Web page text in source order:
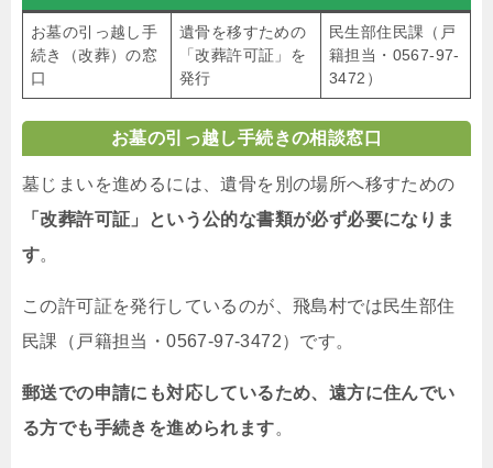
お墓の引っ越し手
続き（改葬）の窓
口
遺骨を移すための
「改葬許可証」を
発行
民生部住民課（戸
籍担当・0567-97-
3472）
お墓の引っ越し手続きの相談窓口
墓じまいを進めるには、遺骨を別の場所へ移すための
「改葬許可証」という公的な書類が必ず必要になりま
す。
この許可証を発行しているのが、飛島村では民生部住
民課（戸籍担当・0567-97-3472）です。
郵送での申請にも対応しているため、遠方に住んでい
る方でも手続きを進められます。